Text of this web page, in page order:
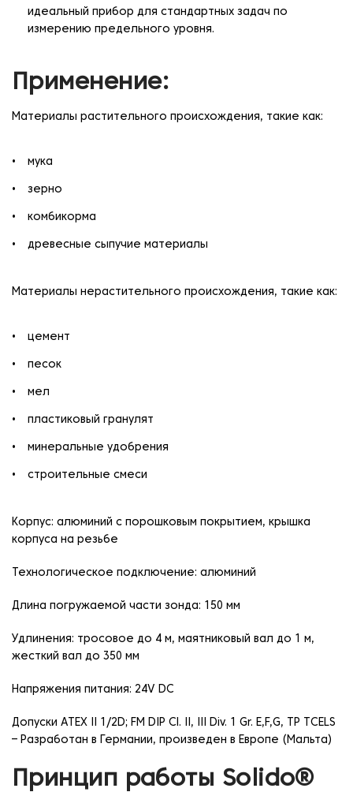
идеальный прибор для стандартных задач по
измерению предельного уровня.
Применение:
Материалы растительного происхождения, такиe как:
мука
зерно
комбикорма
древесные сыпучие материалы
Материалы нерастительного происхождения, такие как:
цемент
песок
мел
пластиковый гранулят
минеральные удобрения
строительные смеси
Корпус: алюминий с порошковым покрытием, крышка
корпуса на резьбе
Технологическое подключение: алюминий
Длина погружаемой части зонда: 150 мм
Удлинения: тросовое до 4 м, маятниковый вал до 1 м,
жесткий вал до 350 мм
Напряжения питания: 24V DC
Допуски ATEX II 1/2D; FM DIP Cl. II, III Div. 1 Gr. E,F,G, TP TCELS
– Разработан в Германии, произведен в Европе (Мальта)
Принцип работы Solido®